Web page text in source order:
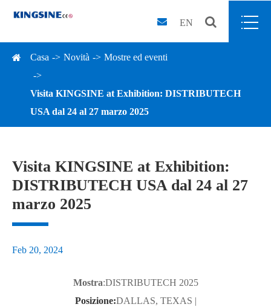
EN
Casa Novità Mostre ed eventi
Visita KINGSINE at Exhibition: DISTRIBUTECH
USA dal 24 al 27 marzo 2025
Visita KINGSINE at Exhibition:
DISTRIBUTECH USA dal 24 al 27
marzo 2025
Feb 20, 2024
Mostra:DISTRIBUTECH 2025
Posizione:DALLAS, TEXAS |